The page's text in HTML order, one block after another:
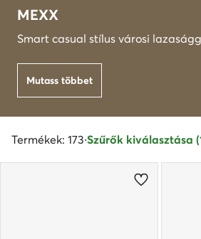
MEXX
Smart casual stílus városi
Mutass többet
Termékek: 173·Szűrők kiválasztása